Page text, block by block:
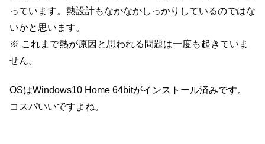
っています。熱設計もなかなかしっかりしているのではな
いかと思います。
※ これまで熱が原因と思われる問題は一度も起きていま
せん。
OSはWindows10 Home 64bitがインストール済みです。
コスパいいですよね。